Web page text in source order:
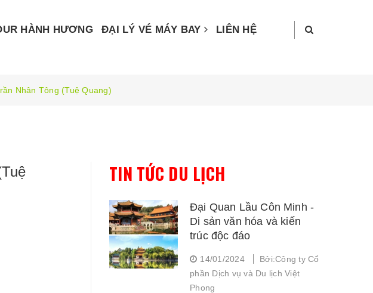
HÀNH HƯƠNG ĐẠI LÝ VÉ MÁY BAY LIÊN HỆ
Nhân Tông (Tuệ Quang)
TIN TỨC DU LỊCH
Đại Quan Lầu Côn Minh -
Di sản văn hóa và kiến
trúc độc đáo
14/01/2024
Bởi:Công ty Cổ
phần Dịch vụ và Du lịch Việt
Phong